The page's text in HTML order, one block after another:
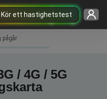
Kör ett hastighetstest
pågår
/ 4G / 5G